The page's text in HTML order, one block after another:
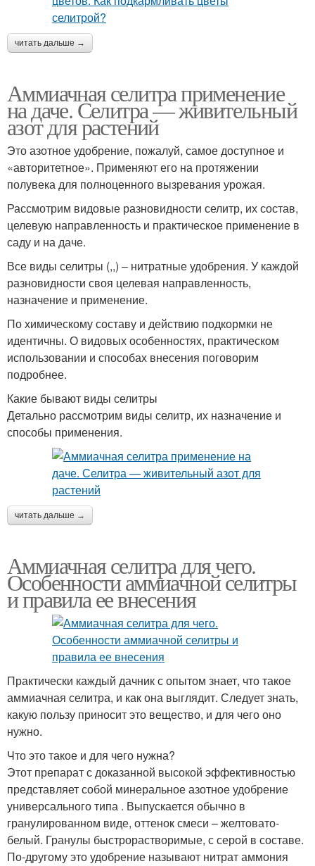
читать дальше →
Аммиачная селитра применение
на даче. Селитра — живительный
азот для растений
Это азотное удобрение, пожалуй, самое доступное и
«авторитетное». Применяют его на протяжении
полувека для полноценного вызревания урожая.
Рассмотрим видовые разновидности селитр, их состав,
целевую направленность и практическое применение в
саду и на даче.
Все виды селитры (,,) – нитратные удобрения. У каждой
разновидности своя целевая направленность,
назначение и применение.
По химическому составу и действию подкормки не
идентичны. О видовых особенностях, практическом
использовании и способах внесения поговорим
подробнее.
Какие бывают виды селитры
Детально рассмотрим виды селитр, их назначение и
способы применения.
читать дальше →
Аммиачная селитра для чего.
Особенности аммиачной селитры
и правила ее внесения
Практически каждый дачник с опытом знает, что такое
аммиачная селитра, и как она выглядит. Следует знать,
какую пользу приносит это вещество, и для чего оно
нужно.
Что это такое и для чего нужна?
Этот препарат с доказанной высокой эффективностью
представляет собой минеральное азотное удобрение
универсального типа . Выпускается обычно в
гранулированном виде, оттенок смеси – желтовато-
белый. Гранулы быстрорастворимые, с серой в составе.
По-другому это удобрение называют нитрат аммония